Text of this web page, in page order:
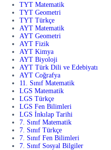
TYT Matematik
TYT Geometri
TYT Türkçe
AYT Matematik
AYT Geometri
AYT Fizik
AYT Kimya
AYT Biyoloji
AYT Türk Dili ve Edebiyatı
AYT Coğrafya
11. Sınıf Matematik
LGS Matematik
LGS Türkçe
LGS Fen Bilimleri
LGS İnkılap Tarihi
7. Sınıf Matematik
7. Sınıf Türkçe
7. Sınıf Fen Bilimleri
7. Sınıf Sosyal Bilgiler